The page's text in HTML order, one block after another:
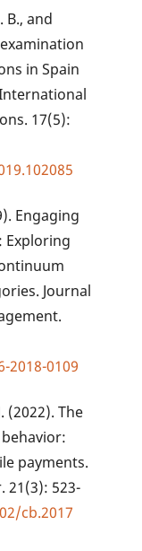
B., and
in Spain
17(5):
Engaging
Exploring
Journal
2018-0109
(2022). The
payments.
21(3): 523-
cb.2017